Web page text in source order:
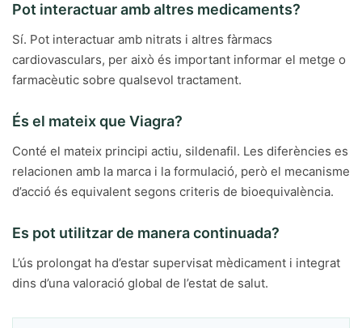
Pot interactuar amb altres medicaments?
Sí. Pot interactuar amb nitrats i altres fàrmacs
cardiovasculars, per això és important informar el metge o
farmacèutic sobre qualsevol tractament.
És el mateix que Viagra?
Conté el mateix principi actiu, sildenafil. Les diferències es
relacionen amb la marca i la formulació, però el mecanisme
d’acció és equivalent segons criteris de bioequivalència.
Es pot utilitzar de manera continuada?
L’ús prolongat ha d’estar supervisat mèdicament i integrat
dins d’una valoració global de l’estat de salut.